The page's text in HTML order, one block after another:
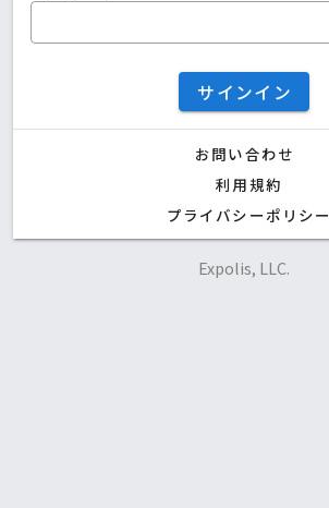
サインイン
お問い合わせ
利用規約
プライバシーポリシー
Expolis, LLC.